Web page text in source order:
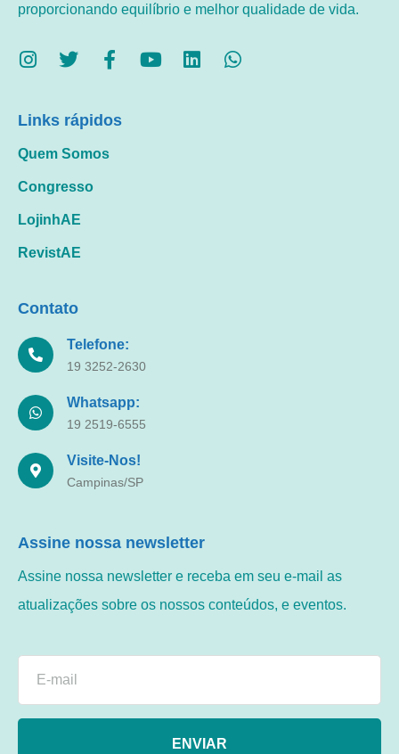
proporcionando equilíbrio e melhor qualidade de vida.
Links rápidos
Quem Somos
Congresso
LojinhAE
RevistAE
Contato
Telefone:
19 3252-2630
Whatsapp:
19 2519-6555
Visite-Nos!
Campinas/SP
Assine nossa newsletter
Assine nossa newsletter e receba em seu e-mail as
atualizações sobre os nossos conteúdos, e eventos.
ENVIAR